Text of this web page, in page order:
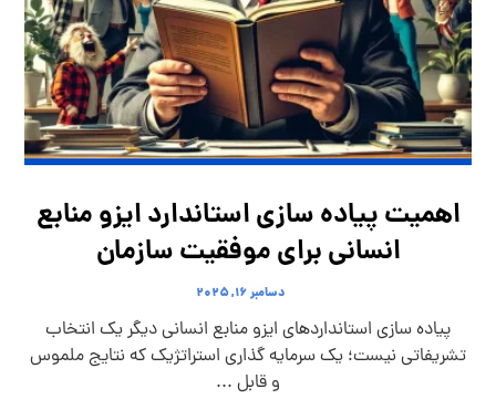
اهمیت پیاده سازی استاندارد ایزو منابع
انسانی برای موفقیت سازمان
دسامبر ۱۶, ۲۰۲۵
پیاده سازی استانداردهای ایزو منابع انسانی دیگر یک انتخاب
تشریفاتی نیست؛ یک سرمایه گذاری استراتژیک که نتایج ملموس
و قابل ...